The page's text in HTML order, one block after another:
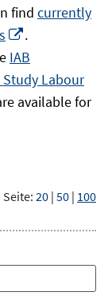
find currently
neuem
Fenster
öffnen
.
IAB
Study Labour
available for
20 | 50 | 100